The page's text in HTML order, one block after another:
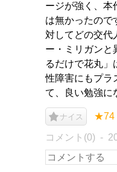
ージが強く、本
は無かったので
対してどの交代
ー・ミリガンと
るだけで花丸」
性障害にもプラ
て、良い勉強に
ナイス ★74
コメント(0)